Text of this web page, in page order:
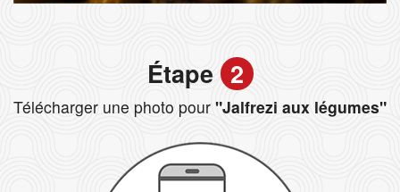
Étape 2
Télécharger une photo pour "Jalfrezi aux légumes"